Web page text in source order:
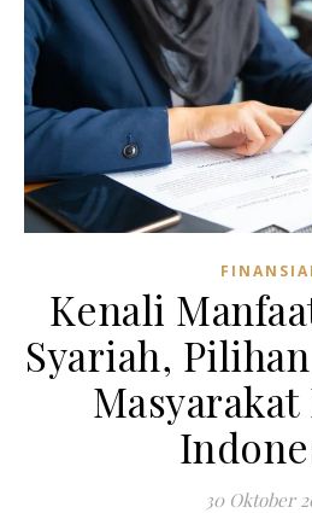
Kenali
Syariah,
30 Oktober